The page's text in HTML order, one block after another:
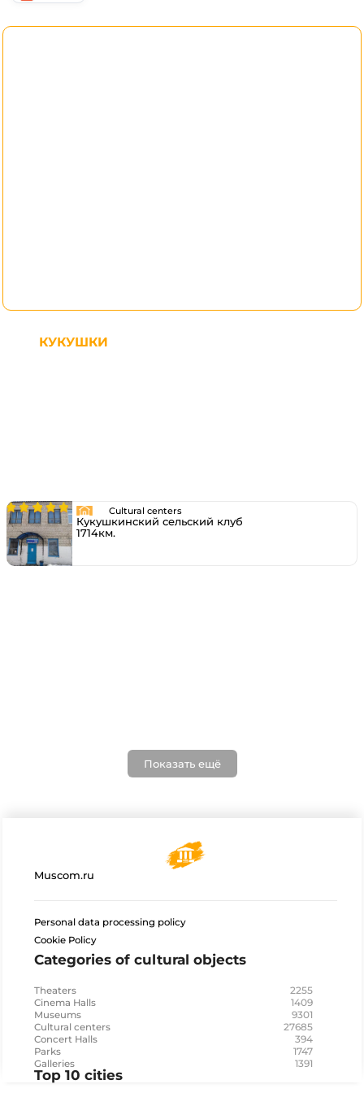
КУКУШКИ
Cultural centers
Кукушкинский сельский клуб
1714км.
Показать ещё
Muscom.ru
Personal data processing policy
Cookie Policy
Categories of cultural objects
Theaters 2255
Cinema Halls 1409
Museums 9301
Cultural centers 27685
Concert Halls 394
Parks 1747
Galleries 1391
Top 10 cities